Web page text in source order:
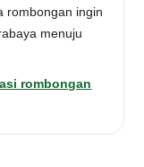
rombongan ingin
menuju
rombongan